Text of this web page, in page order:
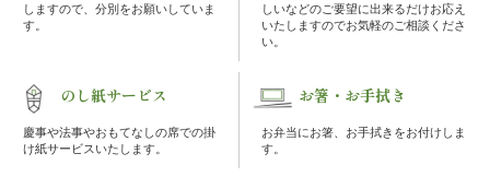
待・
も
て
しますので、分別をお願いしていま
す。
しいなどのご要望に出来るだけお応え
いたしますのでお気軽のご相談くださ
い。
のし紙サービス
慶事や法事やおもてなしの席での掛
け紙サービスいたします。
お箸・お手拭き
お弁当にお箸、お手拭きをお付けしま
す。